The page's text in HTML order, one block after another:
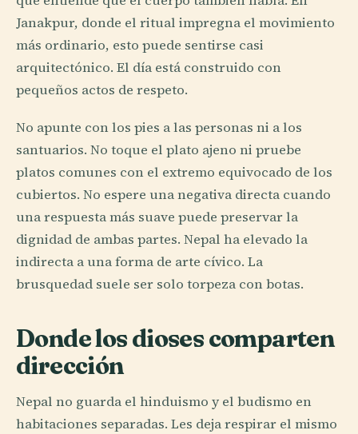
Janakpur, donde el ritual impregna el movimiento
más ordinario, esto puede sentirse casi
arquitectónico. El día está construido con
pequeños actos de respeto.
No apunte con los pies a las personas ni a los
santuarios. No toque el plato ajeno ni pruebe
platos comunes con el extremo equivocado de los
cubiertos. No espere una negativa directa cuando
una respuesta más suave puede preservar la
dignidad de ambas partes. Nepal ha elevado la
indirecta a una forma de arte cívico. La
brusquedad suele ser solo torpeza con botas.
Donde los dioses comparten
dirección
Nepal no guarda el hinduismo y el budismo en
habitaciones separadas. Les deja respirar el mismo